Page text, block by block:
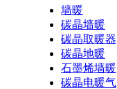
墙暖
碳晶墙暖
碳晶取暖器
碳晶地暖
石墨烯墙暖
碳晶电暖气